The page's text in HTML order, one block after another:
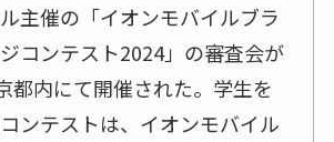
主催の「イオンモバイルブラ
コンテスト2024」の審査会が
都内にて開催された。学生を
ンテストは、イオンモバイル